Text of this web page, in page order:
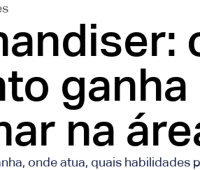
ganha
na
onde atua, quais habilidades